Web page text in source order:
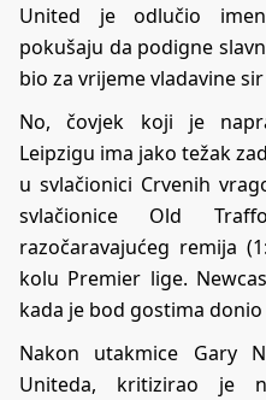
United je odlučio
pokušaju da podigne
bio za vrijeme vladavine
No, čovjek koji je
Leipzigu ima jako težak
u svlačionici Crvenih
svlačionice Old
razočaravajućeg remija
kolu Premier lige.
kada je bod gostima donio
Nakon utakmice Gary
Uniteda, kritizirao je